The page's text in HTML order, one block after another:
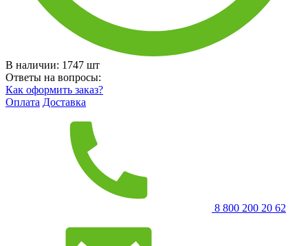
В наличии: 1747 шт
Ответы на вопросы:
Как оформить заказ?
Оплата Доставка
8 800 200 20 62